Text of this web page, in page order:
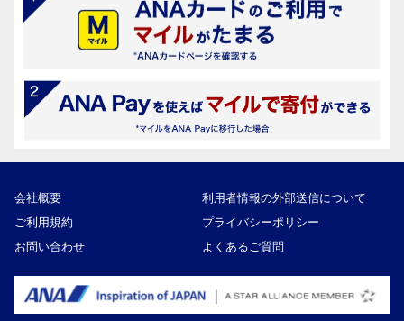
会社概要
利用者情報の外部送信について
ご利用規約
プライバシーポリシー
お問い合わせ
よくあるご質問